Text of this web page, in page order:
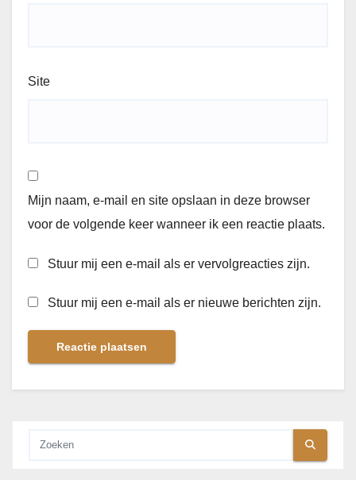
Site
Mijn naam, e-mail en site opslaan in deze browser
voor de volgende keer wanneer ik een reactie plaats.
Stuur mij een e-mail als er vervolgreacties zijn.
Stuur mij een e-mail als er nieuwe berichten zijn.